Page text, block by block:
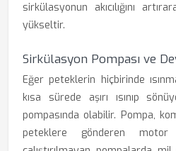
sirkülasyonun akıcılığını
yükseltir.
Sirkülasyon Pompası ve
Eğer peteklerin hiçbirinde
kısa sürede aşırı ısınıp
pompasında olabilir. Pompa,
peteklere gönderen